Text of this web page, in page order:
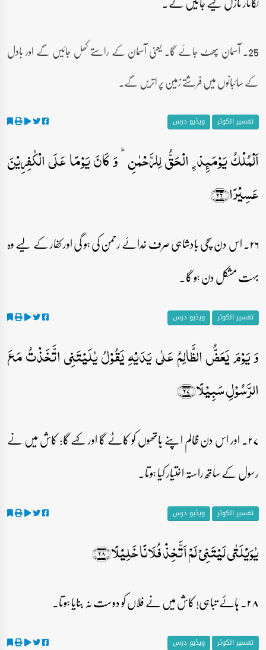
25۔ آسمان پھٹ جائے گا۔ یعنی آسمان کے راستے کھل جائیں گے اور بادل
کے سائبانوں میں فرشتے زمین پر اتریں گے۔
تفسیر الکوثر ویڈیو درس
اَلۡمُلۡکُ یَوۡمَئِذِۣ الۡحَقُّ لِلرَّحۡمٰنِ ؕ وَ کَانَ یَوۡمًا عَلَی الۡکٰفِرِیۡنَ
عَسِیۡرًا﴿۲۶﴾
۲۶۔ اس دن سچی بادشاہی صرف خدائے رحمن کی ہو گی اور کفار کے لیے وہ
بہت مشکل دن ہو گا۔
تفسیر الکوثر ویڈیو درس
وَ یَوۡمَ یَعَضُّ الظَّالِمُ عَلٰی یَدَیۡہِ یَقُوۡلُ یٰلَیۡتَنِی اتَّخَذۡتُ مَعَ
الرَّسُوۡلِ سَبِیۡلًا﴿۲۷﴾
۲۷۔ اور اس دن ظالم اپنے ہاتھوں کو کاٹے گا اور کہے گا: کاش میں نے
رسول کے ساتھ راستہ اختیار کیا ہوتا۔
تفسیر الکوثر ویڈیو درس
یٰوَیۡلَتٰی لَیۡتَنِیۡ لَمۡ اَتَّخِذۡ فُلَانًا خَلِیۡلًا﴿۲۸﴾
۲۸۔ ہائے تباہی! کاش میں نے فلاں کو دوست نہ بنایا ہوتا۔
تفسیر الکوثر ویڈیو درس